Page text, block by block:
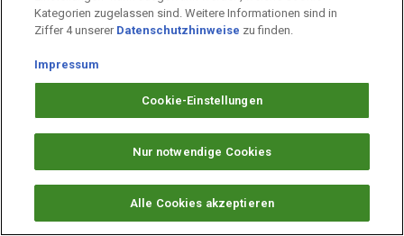
Datenschutz
Cookie-Einstellungen
Kategorien zugelassen sind. Weitere Informationen sind in
Ziffer 4 unserer Datenschutzhinweise zu finden.
Impressum
Cookie-Einstellungen
Nur notwendige Cookies
Alle Cookies akzeptieren